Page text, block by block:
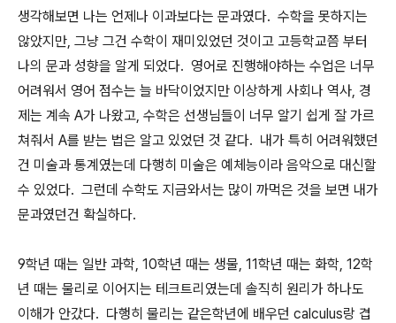
생각해보면 나는 언제나 이과보다는 문과였다. 수학을 못하지는
않았지만, 그냥 그건 수학이 재미있었던 것이고 고등학교쯤 부터
나의 문과 성향을 알게 되었다. 영어로 진행해야하는 수업은 너무
어려워서 영어 점수는 늘 바닥이었지만 이상하게 사회나 역사, 경
제는 계속 A가 나왔고, 수학은 선생님들이 너무 알기 쉽게 잘 가르
쳐줘서 A를 받는 법은 알고 있었던 것 같다. 내가 특히 어려워했던
건 미술과 통계였는데 다행히 미술은 예체능이라 음악으로 대신할
수 있었다. 그런데 수학도 지금와서는 많이 까먹은 것을 보면 내가
문과였던건 확실하다.
9학년 때는 일반 과학, 10학년 때는 생물, 11학년 때는 화학, 12학
년 때는 물리로 이어지는 테크트리였는데 솔직히 원리가 하나도
이해가 안갔다. 다행히 물리는 같은학년에 배우던 calculus랑 겹